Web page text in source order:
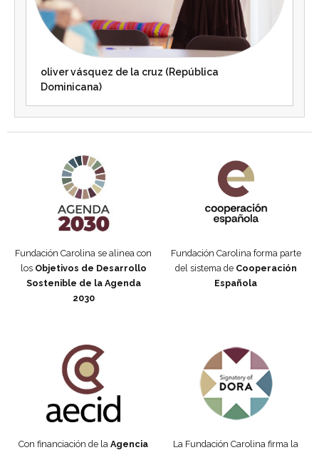
oliver vásquez de la cruz (República
Dominicana)
Fundación Carolina se alinea con
los Objetivos de Desarrollo
Sostenible de la Agenda
2030
Fundación Carolina forma parte
del sistema de Cooperación
Española
Con financiación de la Agencia
La Fundación Carolina firma la